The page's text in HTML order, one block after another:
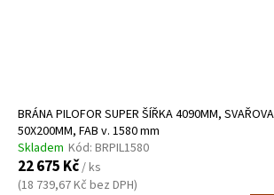
BRÁNA PILOFOR SUPER ŠÍŘKA 4090MM,
50X200MM, FAB v. 1580 mm
Skladem Kód: BRPIL1580
22 675 Kč/ ks
(18 739,67 Kč bez DPH)